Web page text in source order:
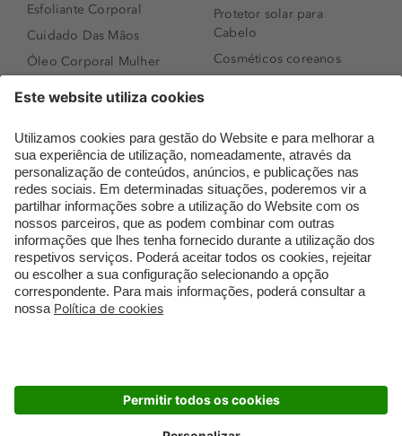
Esfoliante Corporal
Cuidado Das Mãos
Óleo Corporal Mulher
Sérum de Rosto
Body mist & Spray
corporal
Produtos para Cabelo
Homem
Espuma de Limpeza
Facial
Dermocosmética
Protetor solar para
Cabelo
Cosméticos coreanos
Perfumes árabes
Novidades
Melhores Perfumes
Femininos
TOP 10: Perfumes
Masculinos
Pestanas Postiças
Creme Rosto Homem
Embalagens Sustentáveis